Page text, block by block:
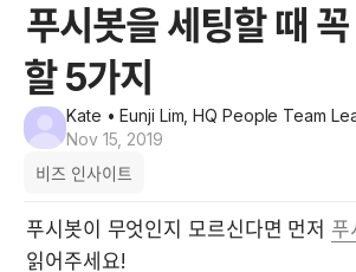
푸시봇을 세팅할 때
할 5가지
Kate • Eunji Lim, HQ People Team
Nov 15, 2019
비즈 인사이트
푸시봇이 무엇인지 모르신다면 먼저 푸